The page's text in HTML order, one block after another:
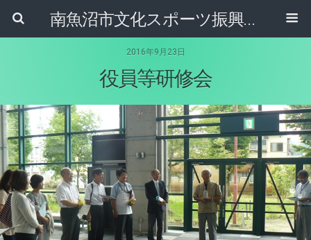
南魚沼市文化スポーツ振興公社
2016年9月23日
役員等研修会